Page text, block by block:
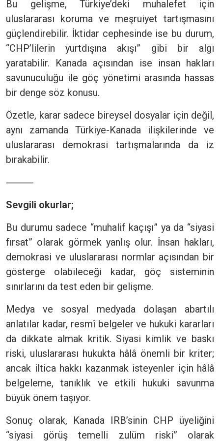
Bu gelişme, Türkiye’deki muhalefet için
uluslararası koruma ve meşruiyet tartışmasını
güçlendirebilir. İktidar cephesinde ise bu durum,
“CHP’lilerin yurtdışına akışı” gibi bir algı
yaratabilir. Kanada açısından ise insan hakları
savunuculuğu ile göç yönetimi arasında hassas
bir denge söz konusu.
Özetle, karar sadece bireysel dosyalar için değil,
aynı zamanda Türkiye-Kanada ilişkilerinde ve
uluslararası demokrasi tartışmalarında da iz
bırakabilir.
⸻
Sevgili okurlar;
Bu durumu sadece “muhalif kaçışı” ya da “siyasi
fırsat” olarak görmek yanlış olur. İnsan hakları,
demokrasi ve uluslararası normlar açısından bir
gösterge olabileceği kadar, göç sisteminin
sınırlarını da test eden bir gelişme.
Medya ve sosyal medyada dolaşan abartılı
anlatılar kadar, resmî belgeler ve hukuki kararları
da dikkate almak kritik. Siyasi kimlik ve baskı
riski, uluslararası hukukta hâlâ önemli bir kriter;
ancak iltica hakkı kazanmak isteyenler için hâlâ
belgeleme, tanıklık ve etkili hukuki savunma
büyük önem taşıyor.
Sonuç olarak, Kanada IRB’sinin CHP üyeliğini
“siyasi görüş temelli zulüm riski” olarak